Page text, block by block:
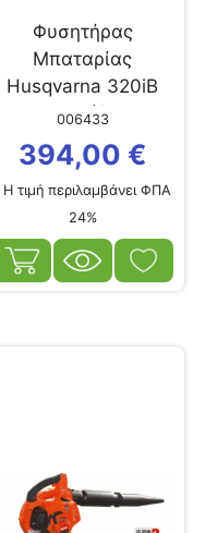
Φυσητήρας
Μπαταρίας
Ηusqvarna 320iB
Mark II (άνευ
μπαταρίας &...
006433
394,00 €
Η τιμή περιλαμβάνει ΦΠΑ
24%